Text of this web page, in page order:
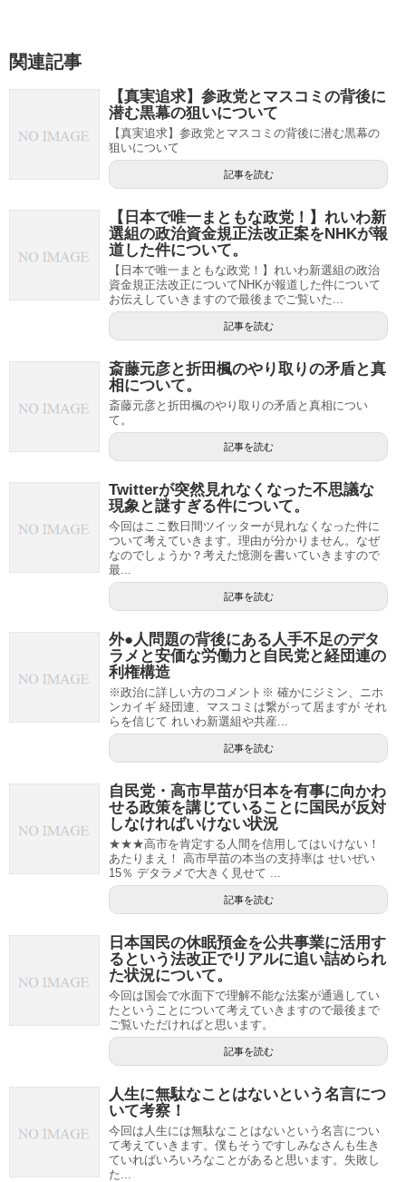
関連記事
【真実追求】参政党とマスコミの背後に
潜む黒幕の狙いについて
【真実追求】参政党とマスコミの背後に潜む黒幕の
狙いについて
記事を読む
【日本で唯一まともな政党！】れいわ新
選組の政治資金規正法改正案をNHKが報
道した件について。
【日本で唯一まともな政党！】れいわ新選組の政治
資金規正法改正についてNHKが報道した件について
お伝えしていきますので最後までご覧いた...
記事を読む
斎藤元彦と折田楓のやり取りの矛盾と真
相について。
斎藤元彦と折田楓のやり取りの矛盾と真相につい
て。
記事を読む
Twitterが突然見れなくなった不思議な
現象と謎すぎる件について。
今回はここ数日間ツイッターが見れなくなった件に
ついて考えていきます。理由が分かりません。なぜ
なのでしょうか？考えた憶測を書いていきますので
最...
記事を読む
外●人問題の背後にある人手不足のデタ
ラメと安価な労働力と自民党と経団連の
利権構造
※政治に詳しい方のコメント※ 確かにジミン、ニホ
ンカイギ 経団連、マスコミは繋がって居ますが それ
らを信じて れいわ新選組や共産...
記事を読む
自民党・高市早苗が日本を有事に向かわ
せる政策を講じていることに国民が反対
しなければいけない状況
★★★高市を肯定する人間を信用してはいけない！
あたりまえ！ 高市早苗の本当の支持率は せいぜい
15％ デタラメで大きく見せて ...
記事を読む
日本国民の休眠預金を公共事業に活用す
るという法改正でリアルに追い詰められ
た状況について。
今回は国会で水面下で理解不能な法案が通過してい
たということについて考えていきますので最後まで
ご覧いただければと思います。
記事を読む
人生に無駄なことはないという名言につ
いて考察！
今回は人生には無駄なことはないという名言につい
て考えていきます。僕もそうですしみなさんも生き
ていればいろいろなことがあると思います。失敗し
た...